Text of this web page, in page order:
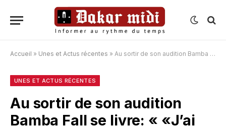
Accueil » Unes et Actus récentes » Au sortir de son audition Bamba Fall se livre: « «J’ai senti à travers les questions des enquêteurs que le régime, avec l’aide de Ousmane Tanor Dieng, veut éliminer la candidature de Khalifa Sall »
UNES ET ACTUS RÉCENTES
Au sortir de son audition
Bamba Fall se livre: « «J’ai